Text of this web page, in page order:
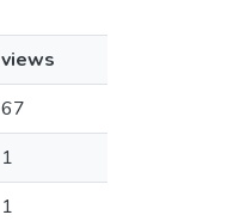
views
67
1
1